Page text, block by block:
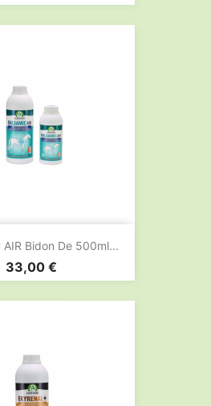
AIR Bidon De 500ml...
Prix
33,00 €